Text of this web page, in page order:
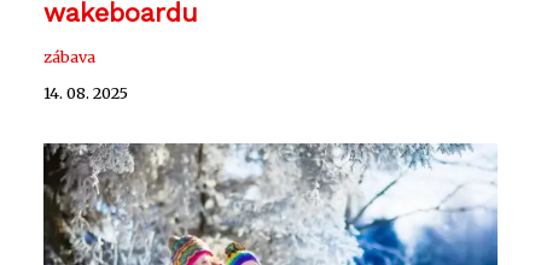
wakeboardu
zábava
14. 08. 2025